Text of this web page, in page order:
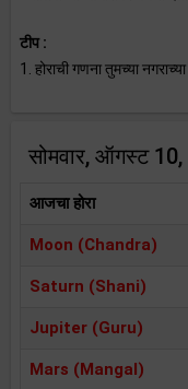
टीप :
1. होराची गणना तुमच्या
सोमवार, ऑगस्ट
आजचा होरा
Moon (Chandra)
Saturn (Shani)
Jupiter (Guru)
Mars (Mangal)